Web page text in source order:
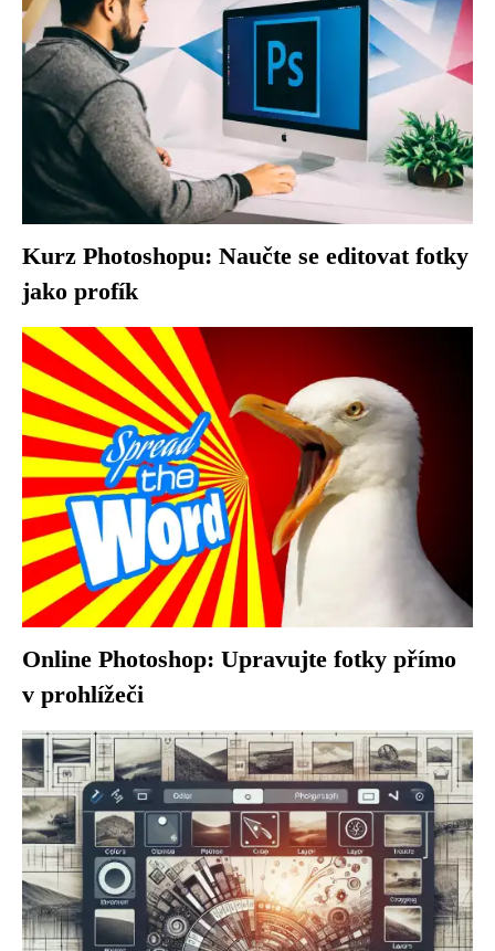
Kurz Photoshopu: Naučte se editovat fotky
jako profík
Online Photoshop: Upravujte fotky přímo
v prohlížeči